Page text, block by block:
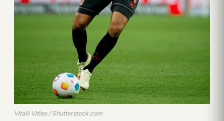
Vitalii Vitleo / Shutterstock.com